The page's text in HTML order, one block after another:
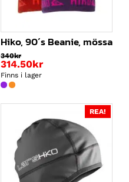
Hiko, 90´s Beanie, mössa
340kr
314.50kr
Finns i lager
REA!